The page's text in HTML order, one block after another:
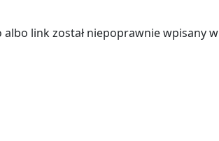
link został niepoprawnie wpisany w